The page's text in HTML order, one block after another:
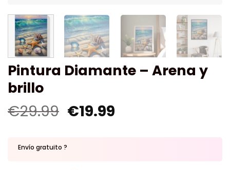
Pintura Diamante – Arena y
brillo
€29.99 €19.99
Envío gratuito ?